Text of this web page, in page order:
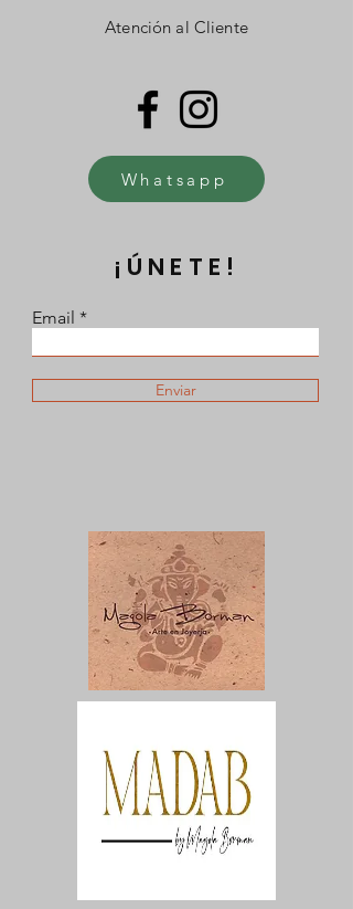
Atención al Cliente
Whatsapp
¡ÚNETE!
Email
Enviar